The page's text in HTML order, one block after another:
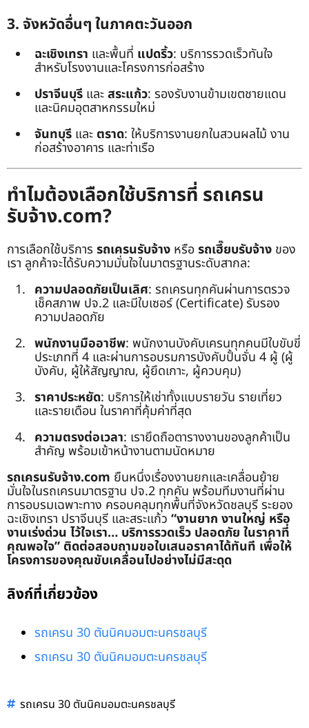
3. จังหวัดอื่นๆ ในภาคตะวันออก
ฉะเชิงเทรา และพื้นที่ แปดริ้ว: บริการรวดเร็วทันใจ
สำหรับโรงงานและโครงการก่อสร้าง
ปราจีนบุรี และสระแก้ว: รองรับงานข้ามเขตชายแดน
และนิคมอุตสาหกรรมใหม่
จันทบุรี และ ตราด: ให้บริการงานยกในสวนผลไม้ งาน
ก่อสร้างอาคาร และท่าเรือ
ทำไมต้องเลือกใช้บริการที่ รถเครน
รับจ้าง.com?
การเลือกใช้บริการ รถเครนรับจ้าง หรือรถเฮี๊ยบรับจ้าง ของ
เรา ลูกค้าจะได้รับความมั่นใจในมาตรฐานระดับสากล:
ความปลอดภัยเป็นเลิศ: รถเครนทุกคันผ่านการตรวจ
เช็คสภาพ ปจ.2 และมีใบเซอร์ (Certificate) รับรอง
ความปลอดภัย
พนักงานมืออาชีพ: พนักงานบังคับเครนทุกคนมีใบขับขี่
ประเภทที่ 4 และผ่านการอบรมการบังคับปั้นจั่น 4 ผู้ (ผู้
บังคับ, ผู้ให้สัญญาณ, ผู้ยึดเกาะ, ผู้ควบคุม)
ราคาประหยัด: บริการให้เช่าทั้งแบบรายวัน รายเที่ยว
และรายเดือน ในราคาที่คุ้มค่าที่สุด
ความตรงต่อเวลา: เรายึดถือตารางงานของลูกค้าเป็น
สำคัญ พร้อมเข้าหน้างานตามนัดหมาย
รถเครนรับจ้าง.com ยืนหนึ่งเรื่องงานยกและเคลื่อนย้าย
มั่นใจในรถเครนมาตรฐาน ปจ.2 ทุกคัน พร้อมทีมงานที่ผ่าน
การอบรมเฉพาะทาง ครอบคลุมทุกพื้นที่จังหวัดชลบุรี ระยอง
ฉะเชิงเทรา ปราจีนบุรี และสระแก้ว “งานยาก งานใหญ่ หรือ
งานเร่งด่วน ไว้ใจเรา… บริการรวดเร็ว ปลอดภัย ในราคาที่
คุณพอใจ” ติดต่อสอบถามขอใบเสนอราคาได้ทันที เพื่อให้
โครงการของคุณขับเคลื่อนไปอย่างไม่มีสะดุด
ลิงก์ที่เกี่ยวข้อง
รถเครน 30 ตันนิคมอมตะนครชลบุรี
รถเครน 30 ตันนิคมอมตะนครชลบุรี
รถเครน 30 ตันนิคมอมตะนครชลบุรี